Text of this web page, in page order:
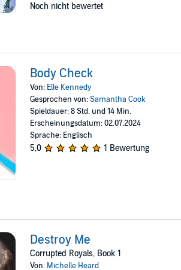
Noch nicht bewertet
Body Check
Von: Elle Kennedy
Gesprochen von:Samantha Cook
Spieldauer: 8 Std. und 14 Min.
Erscheinungsdatum: 02.07.2024
Sprache: Englisch
5,0 1 Bewertung
Destroy Me
Corrupted Royals, Book 1
Von: Michelle Heard